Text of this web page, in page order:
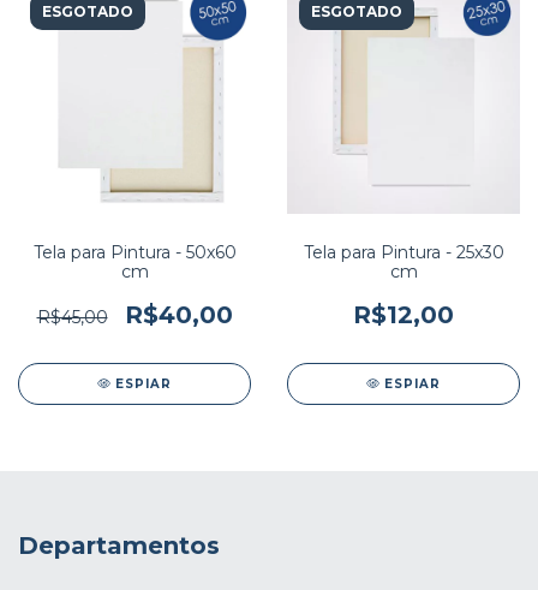
ESGOTADO
Tela para Pintura - 50x60
cm
R$45,00 R$40,00
ESPIAR
ESGOTADO
Tela para Pintura - 25x30
cm
R$12,00
ESPIAR
Departamentos